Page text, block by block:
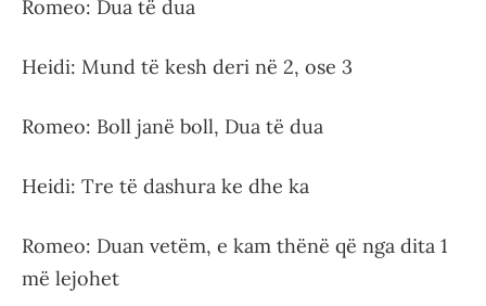
Romeo: Dua të dua
Heidi: Mund të kesh deri në 2, ose 3
Romeo: Boll janë boll, Dua të dua
Heidi: Tre të dashura ke dhe ka
Romeo: Duan vetëm, e kam thënë që nga dita 1
më lejohet